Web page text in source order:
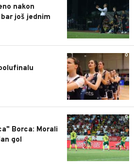
nakon
još jednim
0
0
Borca: Morali
gol